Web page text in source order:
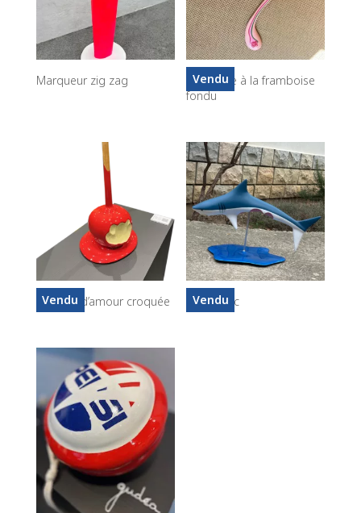
Marqueur zig zag Vendu
Pimousse à la framboise
fondu
Vendu
Pomme d’amour croquée Vendu
Requin lac